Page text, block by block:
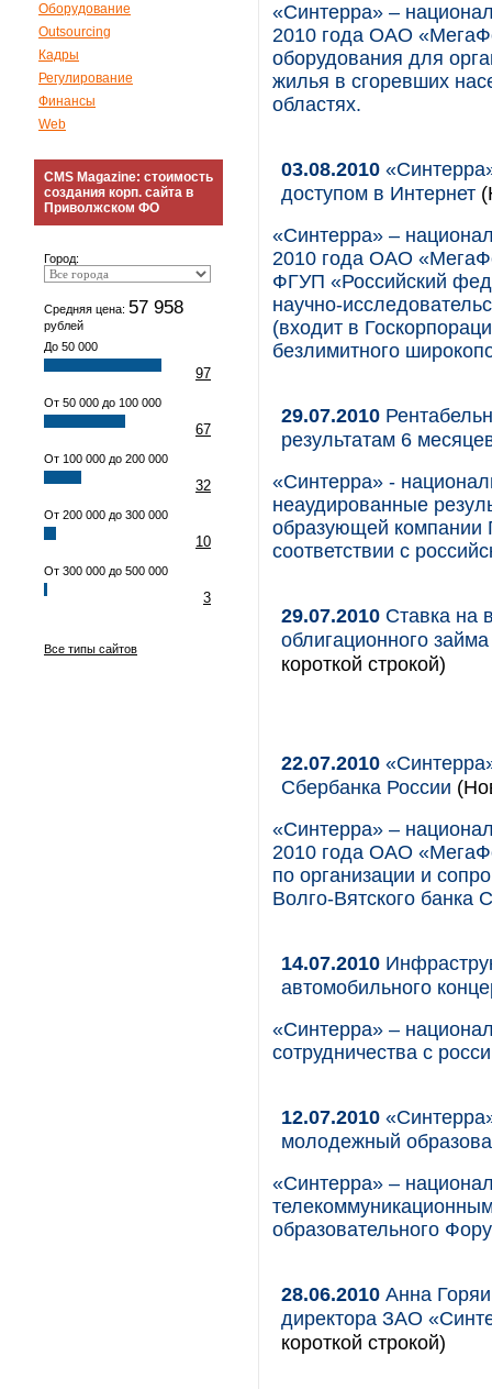
Оборудование
Outsourcing
Кадры
Регулирование
Финансы
Web
CMS Magazine: стоимость
создания корп. сайта в
Приволжском ФО
Город:
Средняя цена: 57 958
рублей
До 50 000
97
От 50 000 до 100 000
67
От 100 000 до 200 000
32
От 200 000 до 300 000
10
От 300 000 до 500 000
3
Все типы сайтов
«Синтерра» –
2010 года ОАО
оборудования для
жилья в сгоревших
областях.
03.08.2010
доступом в Интернет
«Синтерра» –
2010 года ОАО
ФГУП «Российский
научно-
(входит в
безлимитного
29.07.2010
результатам 6
«Синтерра» -
неаудированные
образующей компании
соответствии с
29.07.2010 Ставка на
облигационного
короткой строкой)
22.07.2010
Сбербанка России
«Синтерра» –
2010 года ОАО
по организации и
Волго-Вятского банка
14.07.2010
автомобильного
«Синтерра» –
сотрудничества с
12.07.2010
молодежный
«Синтерра» –
образовательного
28.06.2010 Анна
директора ЗАО
короткой строкой)